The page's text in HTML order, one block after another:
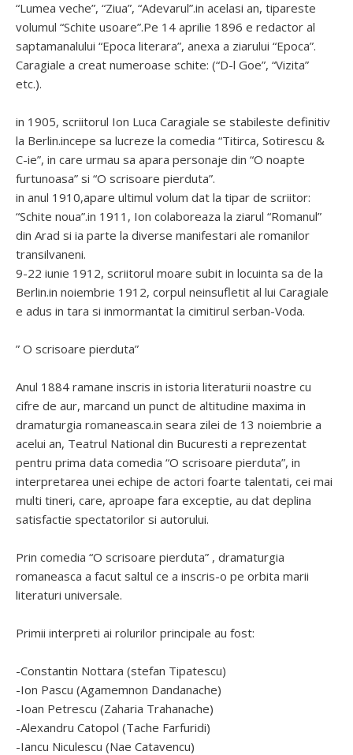
“Lumea veche”, “Ziua”, “Adevarul”.in acelasi an, tipareste
volumul “Schite usoare”.Pe 14 aprilie 1896 e redactor al
saptamanalului “Epoca literara”, anexa a ziarului “Epoca”.
Caragiale a creat numeroase schite: (“D-l Goe”, “Vizita”
etc.).
in 1905, scriitorul Ion Luca Caragiale se stabileste definitiv
la Berlin.incepe sa lucreze la comedia “Titirca, Sotirescu &
C-ie”, in care urmau sa apara personaje din “O noapte
furtunoasa” si “O scrisoare pierduta”.
in anul 1910,apare ultimul volum dat la tipar de scriitor:
“Schite noua”.in 1911, Ion colaboreaza la ziarul “Romanul”
din Arad si ia parte la diverse manifestari ale romanilor
transilvaneni.
9-22 iunie 1912, scriitorul moare subit in locuinta sa de la
Berlin.in noiembrie 1912, corpul neinsufletit al lui Caragiale
e adus in tara si inmormantat la cimitirul serban-Voda.
” O scrisoare pierduta”
Anul 1884 ramane inscris in istoria literaturii noastre cu
cifre de aur, marcand un punct de altitudine maxima in
dramaturgia romaneasca.in seara zilei de 13 noiembrie a
acelui an, Teatrul National din Bucuresti a reprezentat
pentru prima data comedia “O scrisoare pierduta”, in
interpretarea unei echipe de actori foarte talentati, cei mai
multi tineri, care, aproape fara exceptie, au dat deplina
satisfactie spectatorilor si autorului.
Prin comedia “O scrisoare pierduta” , dramaturgia
romaneasca a facut saltul ce a inscris-o pe orbita marii
literaturi universale.
Primii interpreti ai rolurilor principale au fost:
-Constantin Nottara (stefan Tipatescu)
-Ion Pascu (Agamemnon Dandanache)
-Ioan Petrescu (Zaharia Trahanache)
-Alexandru Catopol (Tache Farfuridi)
-Iancu Niculescu (Nae Catavencu)